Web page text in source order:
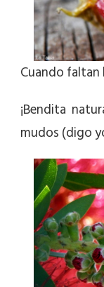
Cuando faltan
¡Bendita
mudos (digo